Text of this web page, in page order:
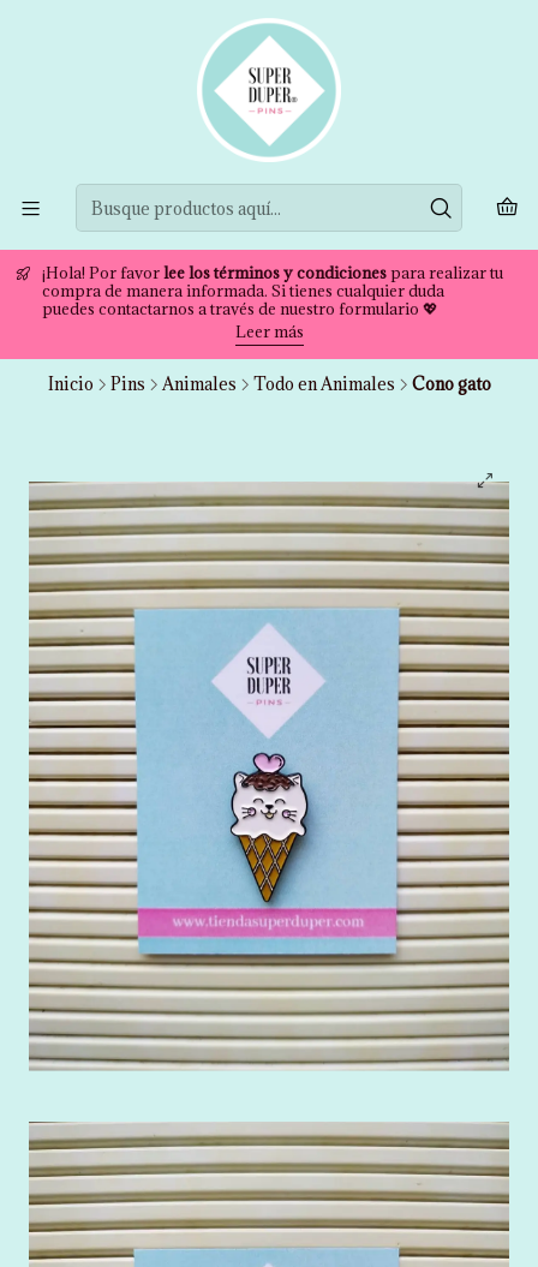
¡Hola! Por favorlee los términos y condicionespara realizar tu
compra de manera informada. Si tienes cualquier duda
puedes contactarnos a través de nuestro formulario 💖
Leer más
Inicio Pins Animales Todo en Animales Cono gato